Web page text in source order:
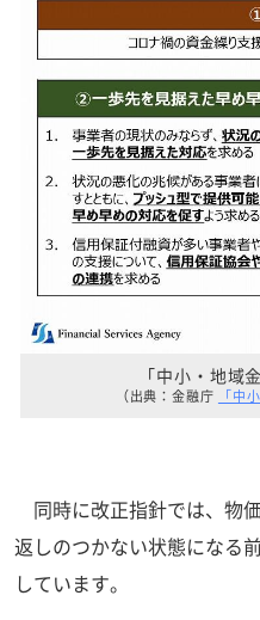
「中小・地域
（出典：金融庁 「中
同時に改正指針では、物
返しのつかない状態になる
しています。